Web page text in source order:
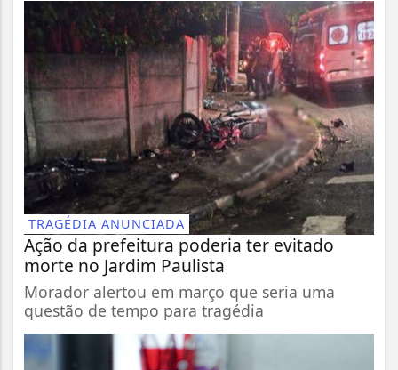
TRAGÉDIA ANUNCIADA
Ação da prefeitura poderia ter evitado
morte no Jardim Paulista
Morador alertou em março que seria uma
questão de tempo para tragédia